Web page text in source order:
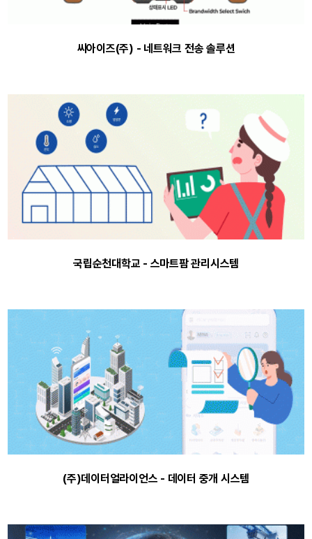
씨아이즈(주) - 네트워크 전송 솔루션
국립순천대학교 - 스마트팜 관리시스템
(주)데이터얼라이언스 - 데이터 중개 시스템